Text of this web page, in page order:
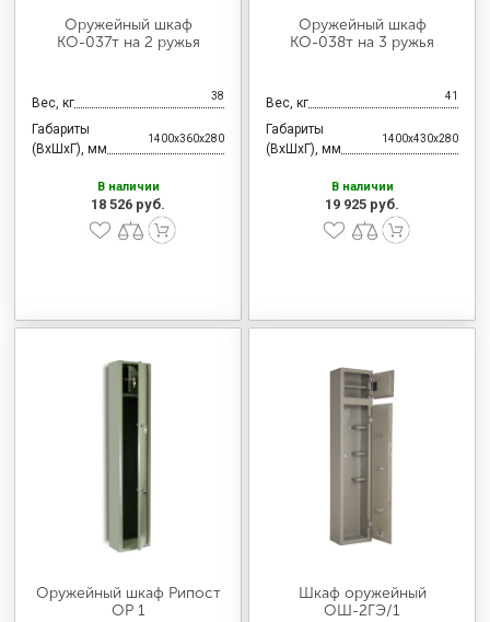
Оружейный шкаф
КО-037т на 2 ружья
Вес, кг 38
Габариты
(ВхШхГ), мм
1400x360x280
В наличии
18 526 руб.
Оружейный шкаф
КО-038т на 3 ружья
Вес, кг 41
Габариты
(ВхШхГ), мм
1400x430x280
В наличии
19 925 руб.
Оружейный шкаф Рипост
ОР 1
Шкаф оружейный
ОШ-2ГЭ/1